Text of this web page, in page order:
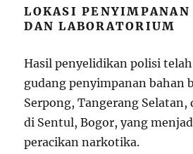
LOKASI PENYIMPANAN
DAN LABORATORIUM
Hasil penyelidikan polisi
gudang penyimpanan bahan
Serpong, Tangerang
di Sentul, Bogor, yang
peracikan narkotika.